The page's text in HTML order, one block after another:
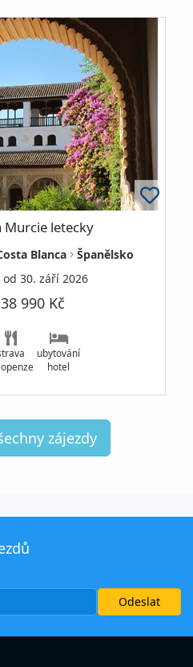
Murcie letecky
Blanca
Španělsko
od 30. září 2026
38 990 Kč
ubytování
hotel
zájezdy